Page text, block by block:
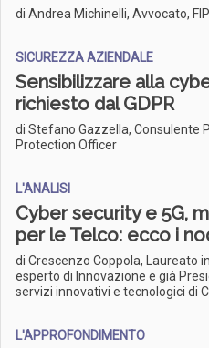
di Andrea Michinelli, Avvocato,
SICUREZZA AZIENDALE
Sensibilizzare alla
richiesto dal GDPR
di Stefano Gazzella, Consulente
Protection Officer
L'ANALISI
Cyber security e 5G,
per le Telco: ecco i
di Crescenzo Coppola, Laureato
esperto di Innovazione e già
servizi innovativi e tecnologici di
L'APPROFONDIMENTO